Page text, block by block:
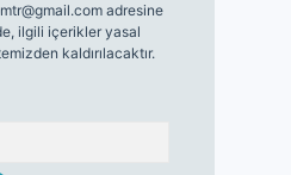
adresine
ilgili içerikler yasal
kaldırılacaktır.